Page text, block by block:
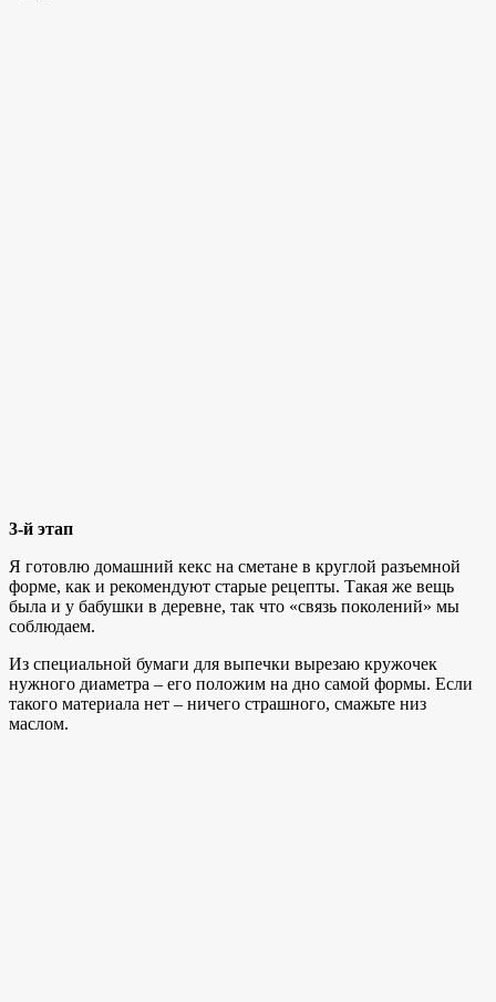
3-й этап
Я готовлю домашний кекс на сметане в круглой разъемной
форме, как и рекомендуют старые рецепты. Такая же вещь
была и у бабушки в деревне, так что «связь поколений» мы
соблюдаем.
Из специальной бумаги для выпечки вырезаю кружочек
нужного диаметра – его положим на дно самой формы. Если
такого материала нет – ничего страшного, смажьте низ
маслом.